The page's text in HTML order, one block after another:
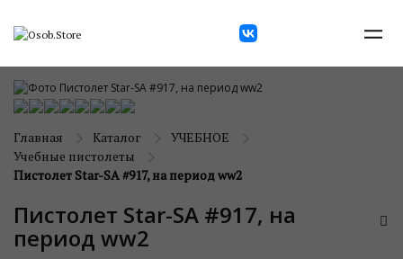
Главная Каталог
УЧЕБНОЕ
Учебные пистолеты
Пистолет Star-SA #917, на период ww2
Пистолет Star-SA #917, на
период ww2